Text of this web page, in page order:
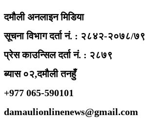
दमौली अनलाइन मिडिया
सूचना विभाग दर्ता नं. : २८४२-२०७८/७९
प्रेस काउन्सिल दर्ता नं. : २८७९
ब्यास ०२,दमौली तनहुँ
+977 065-590101
damaulionlinenews@gmail.com